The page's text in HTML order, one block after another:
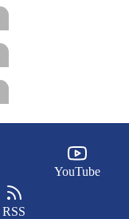
YouTube
RSS